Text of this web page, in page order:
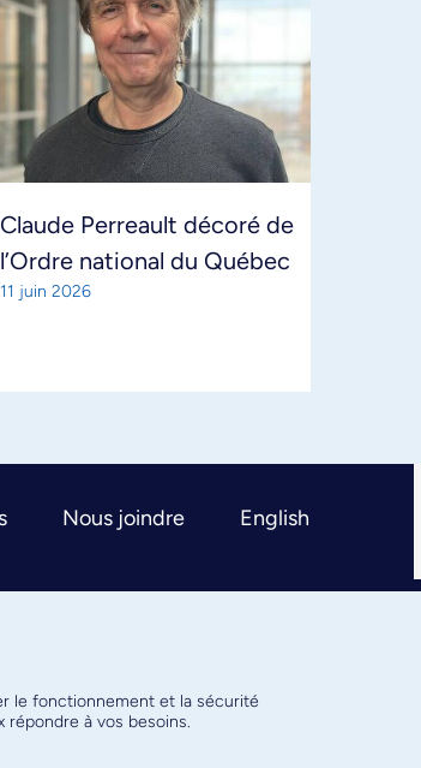
Claude Perreault décoré de
l’Ordre national du Québec
11 juin 2026
Nous joindre English
le fonctionnement et la sécurité
à vos besoins.